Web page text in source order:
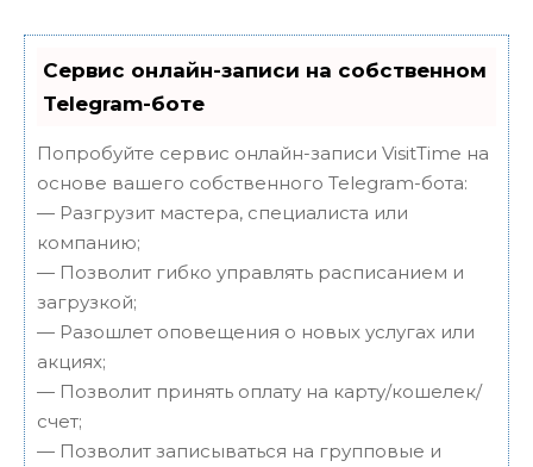
Сервис онлайн-записи на собственном
Telegram-боте
Попробуйте сервис онлайн-записи VisitTime на
основе вашего собственного Telegram-бота:
— Разгрузит мастера, специалиста или
компанию;
— Позволит гибко управлять расписанием и
загрузкой;
— Разошлет оповещения о новых услугах или
акциях;
— Позволит принять оплату на карту/кошелек/
счет;
— Позволит записываться на групповые и